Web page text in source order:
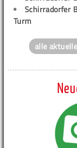
Schirradorfer
Turm
alle